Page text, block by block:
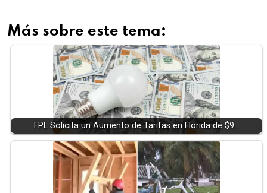
Más sobre este tema:
FPL Solicita un Aumento de Tarifas en Florida de $9…